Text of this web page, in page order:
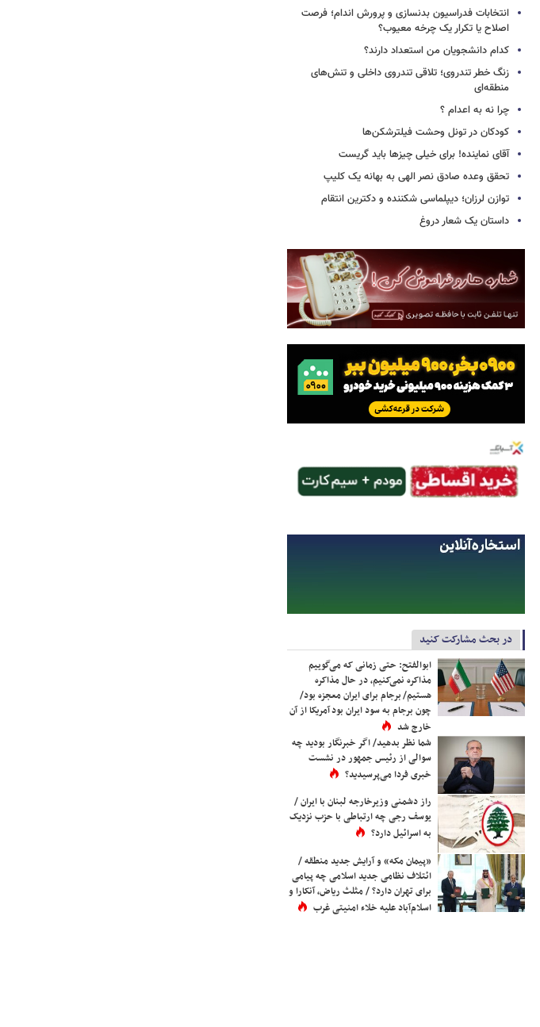
انتخابات فدراسیون بدنسازی و پرورش اندام؛ فرصت
اصلاح یا تکرار یک چرخه معیوب؟
کدام دانشجویان من استعداد دارند؟
زنگ خطر تندروی؛ تلاقی تندروی داخلی و تنش‌های
منطقه‌ای
چرا نه به اعدام ؟
کودکان در تونل وحشت فیلترشکن‌ها
آقای نماینده! برای خیلی چیزها باید گریست
تحقق وعده صادق نصر الهی به بهانه یک کلیپ
توازن لرزان؛ دیپلماسی شکننده و دکترین انتقام
داستان یک شعار دروغ
در بحث مشارکت کنید
ابوالفتح: حتی زمانی که می‌گوییم
مذاکره نمی‌کنیم، در حال مذاکره
هستیم/ برجام برای ایران معجزه بود/
چون برجام به سود ایران بود آمریکا از آن
خارج شد
شما نظر بدهید/ اگر خبرنگار بودید چه
سوالی از رئیس جمهور در نشست
خبری فردا می‌پرسیدید؟
راز دشمنی وزیرخارجه لبنان با ایران /
یوسف رجی چه ارتباطی با حزب نزدیک
به اسرائیل دارد؟
«پیمان مکه» و آرایش جدید منطقه /
ائتلاف نظامی جدید اسلامی چه پیامی
برای تهران دارد؟ / مثلث ریاض، آنکارا و
اسلام‌آباد علیه خلاء امنیتی غرب